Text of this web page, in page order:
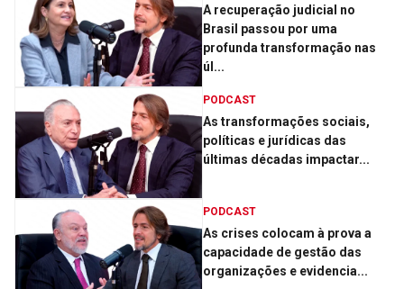
A recuperação judicial no
Brasil passou por uma
profunda transformação nas
úl...
PODCAST
As transformações sociais,
políticas e jurídicas das
últimas décadas impactar...
PODCAST
As crises colocam à prova a
capacidade de gestão das
organizações e evidencia...